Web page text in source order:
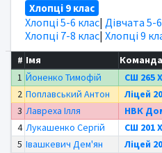
Хлопці 9 клас
Хлопці 5-6 клас| Дівчата 5-
Хлопці 7-8 клас| Хлопці 9
# Імя
1 Йоненко Тимофій СШ 265
2 Поплавський Антон Ліцей
3 Лавреха Ілля НВК
4 Лукашенко Сергій СШ 201
5 Івашкевич Дем'ян Ліцей